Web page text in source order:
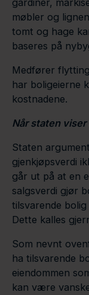
gardiner,
møbler og
tomt og hage
baseres på
Medfører
har boligeierne
kostnadene.
Når staten
Staten
gjenkjøpsverdi
går ut på at en
salgsverdi gjør
tilsvarende
Dette kalles
Som nevnt
ha tilsvarende
eiendommen
kan være